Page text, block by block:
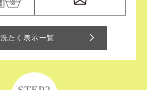
洗たく表示一覧